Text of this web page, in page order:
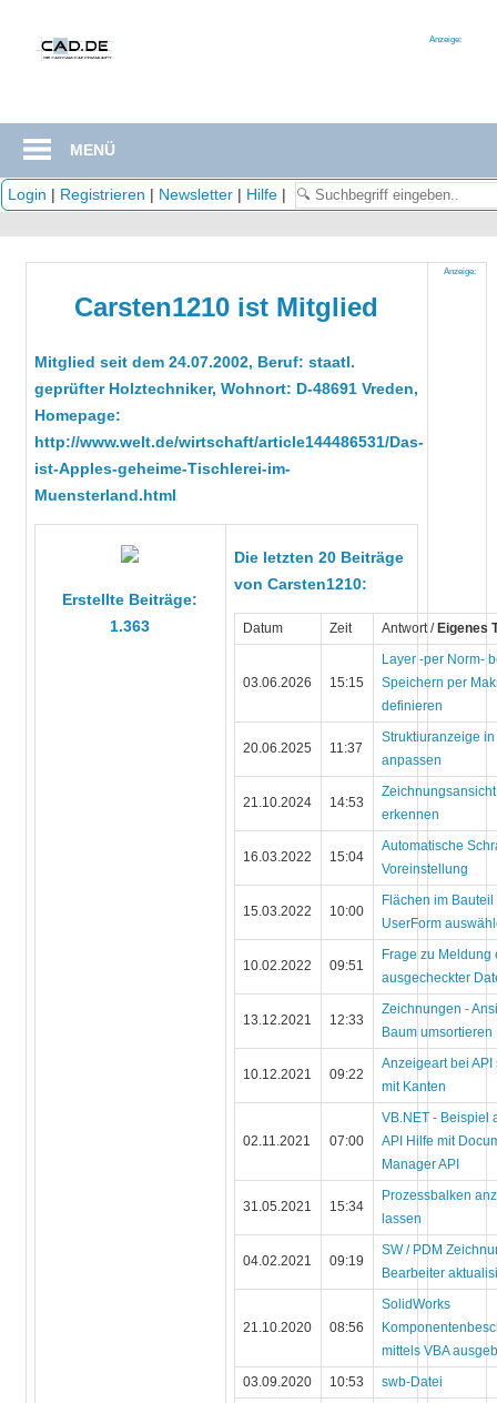
Anzeige:
MENÜ
Login | Registrieren | Newsletter | Hilfe |
Carsten1210 ist Mitglied
Mitglied seit dem 24.07.2002, Beruf: staatl.
geprüfter Holztechniker, Wohnort: D-48691 Vreden,
Homepage:
http://www.welt.de/wirtschaft/article144486531/Das-
ist-Apples-geheime-Tischlerei-im-
Muensterland.html
Erstellte Beiträge:
1.363
Die letzten 20 Beiträge
von Carsten1210:
Datum Zeit Antwort /Eigenes
03.06.2026 15:15
Layer -per Norm-
Speichern per
definieren
20.06.2025 11:37
Struktiuranzeige in
anpassen
21.10.2024 14:53
Zeichnungsansicht
erkennen
16.03.2022 15:04
Automatische
Voreinstellung
15.03.2022 10:00
Flächen im Bauteil
UserForm
10.02.2022 09:51
Frage zu Meldung
ausgecheckter
13.12.2021 12:33
Zeichnungen -
Baum umsortieren
10.12.2021 09:22
Anzeigeart bei API
mit Kanten
02.11.2021 07:00
VB.NET - Beispiel
API Hilfe mit
Manager API
31.05.2021 15:34
Prozessbalken
lassen
04.02.2021 09:19
SW / PDM
Bearbeiter
21.10.2020 08:56
SolidWorks
mittels VBA
03.09.2020
10:53
swb-Datei
Anzeige: